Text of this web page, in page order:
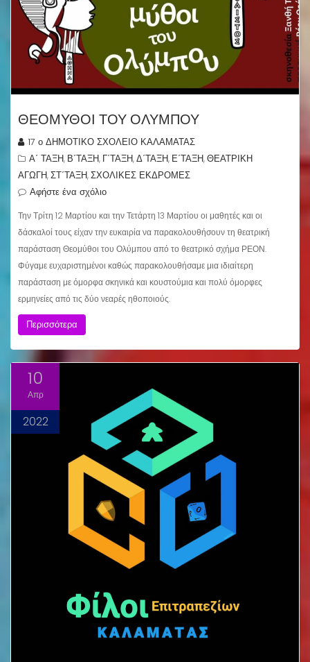
ΘΕΟΜΥΘΟΙ ΤΟΥ ΟΛΥΜΠΟΥ
17 ο ΔΗΜΟΤΙΚΟ ΣΧΟΛΕΙΟ ΚΑΛΑΜΑΤΑΣ
Α΄ ΤΑΞΗ, Β΄ΤΑΞΗ, Γ΄ΤΑΞΗ,Δ΄ΤΑΞΗ, Ε΄ΤΑΞΗ,ΘΕΑΤΡΙΚΗ
ΑΓΩΓΗ,ΣΤ΄ΤΑΞΗ,ΣΧΟΛΙΚΕΣ ΕΚΔΡΟΜΕΣ
Αφήστε ένα σχόλιο
Την Τρίτη 12 Μαρτίου και την Τετάρτη 13 Μαρτίου οι μαθητές και οι
δάσκαλοί τους είχαν την ευκαιρία να παρακολουθήσουν τη θεατρική
παράσταση Θεομύθοι του Ολύμπου από το θεατρικό σχήμα ΡΕΟΝ.
Φύγαμε ευχαριστημένοι καθώς παρακολουθήσαμε μια ιδιαίτερη
παράσταση με όμορφα σκηνικά και κουστούμια και πολύ όμορφες
ερμηνείες από τις δύο νεαρές ηθοποιούς.
Περισσότερα
10
Απρ
2022